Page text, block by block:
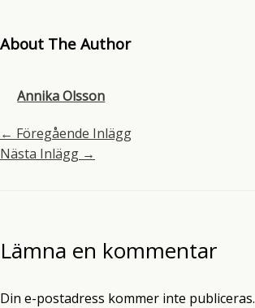
About The Author
Annika Olsson
← Föregående Inlägg
Nästa Inlägg →
Lämna en kommentar
Din e-postadress kommer inte publiceras.